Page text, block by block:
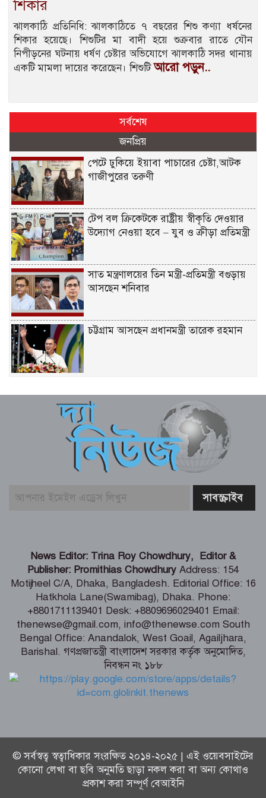
শিকার
ঝালকাঠি প্রতিনিধি: ঝালকাঠিতে ৭ বছরের শিশু কণ্যা ধর্ষনের
শিকার হয়েছে। শিশুটির মা বাদী হয়ে শুক্রবার রাতে যৌন
নিপীড়নের ঘটনায় ধর্ষণ চেষ্টার অভিযোগে ঝালকাঠি সদর থানায়
একটি মামলা দায়ের করেছেন। শিশুটিআরো পড়ুন..
সর্বশেষ
জনপ্রিয়
পেটে ঢুকিয়ে ইয়াবা পাচারের চেষ্টা,আটক
গাজীপুরের তরুণী
টেপ বল ক্রিকেটকে রাষ্ট্রীয় স্বীকৃতি দেওয়ার
উদ্যোগ নেওয়া হবে – যুব ও ক্রীড়া প্রতিমন্ত্রী
সাত মন্ত্রণালয়ের তিন মন্ত্রী-প্রতিমন্ত্রী বগুড়ায়
আসছেন শনিবার
চট্টগ্রাম আসছেন প্রধানমন্ত্রী তারেক রহমান
বাবার ভবিষ্যৎ স্বপ্নের সমাধি
জুলাই আন্দোলনের ত্যাগকে চূড়ান্ত পর্যায়ে
নিয়ে যেতে হবে – তথ্যমন্ত্রী
পুলিশ কর্মকর্তাদের নিয়ে অপপ্রচার, কঠোর
শিগগিরই শুরু হবে তিস্তা মহাপরিকল্পনা
বাস্তবায়নের কাজ – পানি সম্পদ মন্ত্রী
সংবাদপত্র সমাজের দর্পণ – মৎস্য ও
প্রাণিসম্পদ প্রতিমন্ত্রী
শেখ হাসিনা কি বেঁচে আছেন, না কি মারা
গেছেন- রাশেদ খাঁন
News Editor: Trina Roy Chowdhury, Editor &
Publisher: Promithias Chowdhury Address: 154
Motijheel C/A, Dhaka, Bangladesh. Editorial Office: 16
Hatkhola Lane(Swamibag), Dhaka. Phone:
+8801711139401 Desk: +8809696029401 Email:
thenewse@gmail.com, info@thenewse.com South
Bengal Office: Anandalok, West Goail, Agailjhara,
Barishal. গণপ্রজাতন্ত্রী বাংলাদেশ সরকার কর্তৃক অনুমোদিত,
নিবন্ধন নং ১৮৮
© সর্বস্বত্ব স্বত্বাধিকার সংরক্ষিত ২০১৪-২০২৫ | এই ওয়েবসাইটের
কোনো লেখা বা ছবি অনুমতি ছাড়া নকল করা বা অন্য কোথাও
প্রকাশ করা সম্পূর্ণ বেআইনি